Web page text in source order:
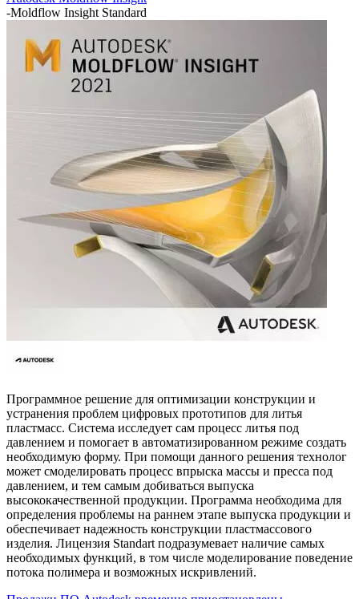
-Moldflow Insight Standard
Программное решение для оптимизации конструкции и
устранения проблем цифровых прототипов для литья
пластмасс. Система исследует сам процесс литья под
давлением и помогает в автоматизированном режиме создать
необходимую форму. При помощи данного решения технолог
может смоделировать процесс впрыска массы и пресса под
давлением, и тем самым добиваться выпуска
высококачественной продукции. Программа необходима для
определения проблемы на раннем этапе выпуска продукции и
обеспечивает надежность конструкции пластмассового
изделия. Лицензия Standart подразумевает наличие самых
необходимых функций, в том числе моделирование поведение
потока полимера и возможных искривлений.